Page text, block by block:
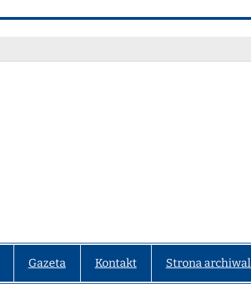
Gazeta Kontakt Strona